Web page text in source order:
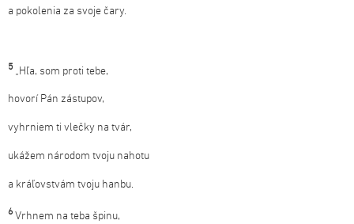
a pokolenia za svoje čary.
5 „Hľa, som proti tebe,
hovorí Pán zástupov,
vyhrniem ti vlečky na tvár,
ukážem národom tvoju nahotu
a kráľovstvám tvoju hanbu.
6 Vrhnem na teba špinu,